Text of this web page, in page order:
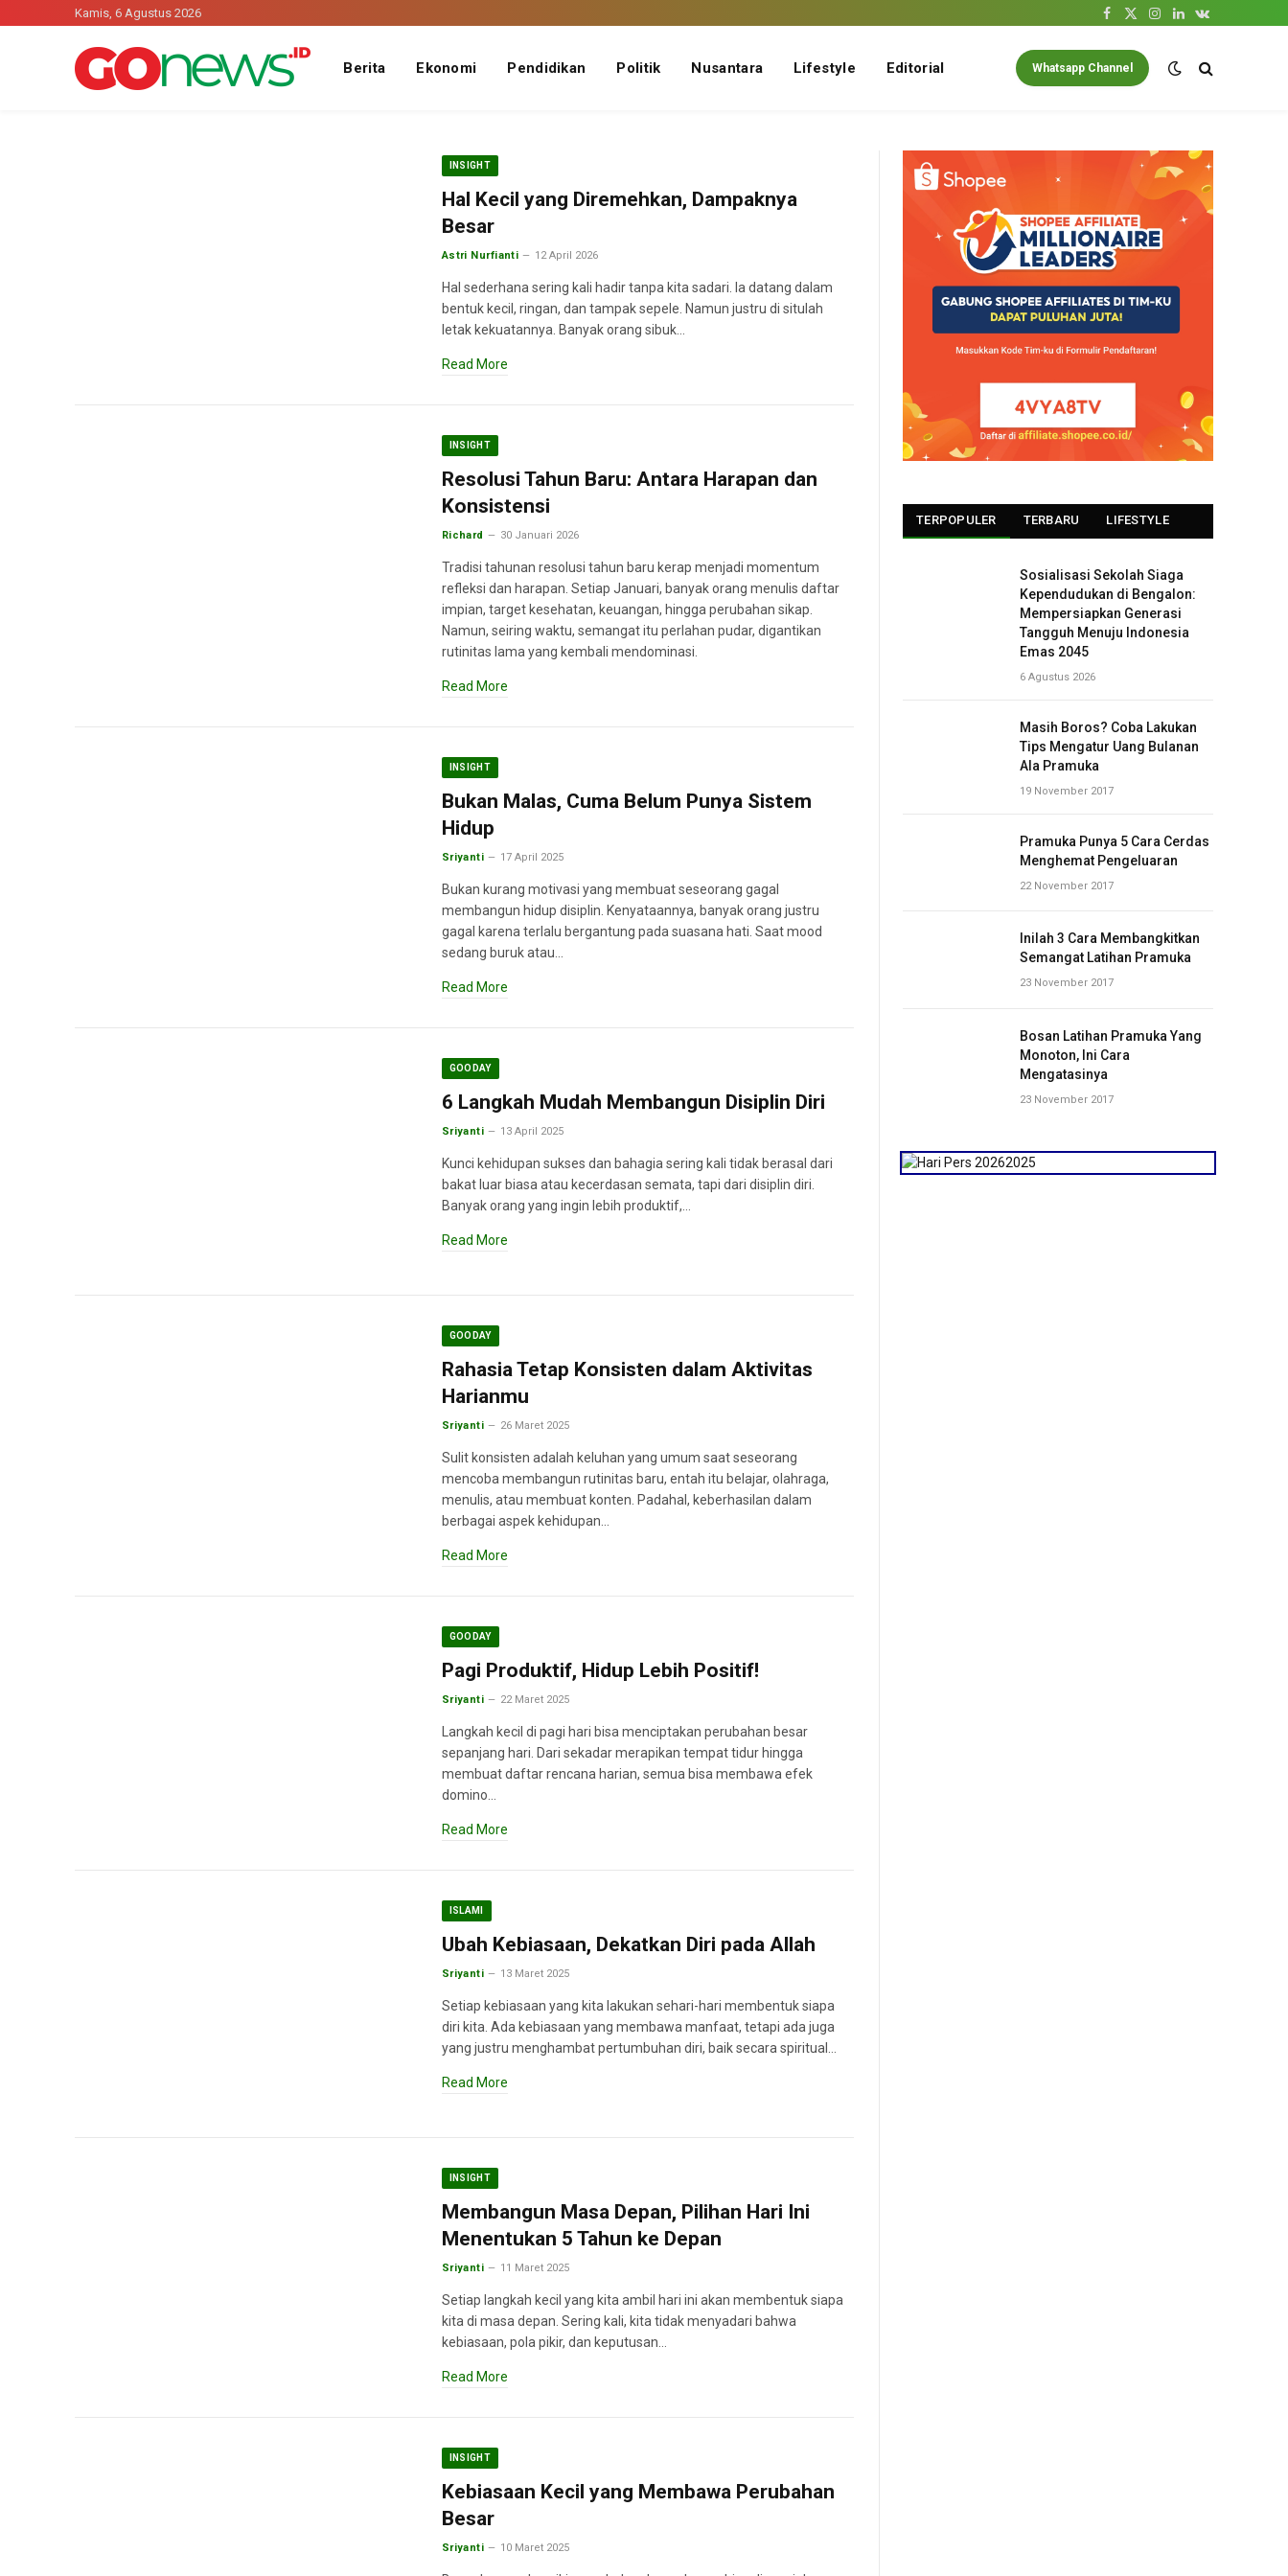
Kamis, 6 Agustus 2026
Facebook
X
Instagram
LinkedInVKontakte
Berita Ekonomi Pendidikan Politik Nusantara Lifestyle Editorial Whatsapp Channel
INSIGHT
Hal Kecil yang Diremehkan, Dampaknya
Besar
Astri Nurfianti 12 April 2026
Hal sederhana sering kali hadir tanpa kita sadari. Ia datang dalam
bentuk kecil, ringan, dan tampak sepele. Namun justru di situlah
letak kekuatannya. Banyak orang sibuk…
Read More
INSIGHT
Resolusi Tahun Baru: Antara Harapan dan
Konsistensi
Richard 30 Januari 2026
Tradisi tahunan resolusi tahun baru kerap menjadi momentum
refleksi dan harapan. Setiap Januari, banyak orang menulis daftar
impian, target kesehatan, keuangan, hingga perubahan sikap.
Namun, seiring waktu, semangat itu perlahan pudar, digantikan
rutinitas lama yang kembali mendominasi.
Read More
INSIGHT
Bukan Malas, Cuma Belum Punya Sistem
Hidup
Sriyanti 17 April 2025
Bukan kurang motivasi yang membuat seseorang gagal
membangun hidup disiplin. Kenyataannya, banyak orang justru
gagal karena terlalu bergantung pada suasana hati. Saat mood
sedang buruk atau…
Read More
GOODAY
6 Langkah Mudah Membangun Disiplin Diri
Sriyanti 13 April 2025
Kunci kehidupan sukses dan bahagia sering kali tidak berasal dari
bakat luar biasa atau kecerdasan semata, tapi dari disiplin diri.
Banyak orang yang ingin lebih produktif,…
Read More
GOODAY
Rahasia Tetap Konsisten dalam Aktivitas
Harianmu
Sriyanti 26 Maret 2025
Sulit konsisten adalah keluhan yang umum saat seseorang
mencoba membangun rutinitas baru, entah itu belajar, olahraga,
menulis, atau membuat konten. Padahal, keberhasilan dalam
berbagai aspek kehidupan…
Read More
GOODAY
Pagi Produktif, Hidup Lebih Positif!
Sriyanti 22 Maret 2025
Langkah kecil di pagi hari bisa menciptakan perubahan besar
sepanjang hari. Dari sekadar merapikan tempat tidur hingga
membuat daftar rencana harian, semua bisa membawa efek
domino…
Read More
ISLAMI
Ubah Kebiasaan, Dekatkan Diri pada Allah
Sriyanti 13 Maret 2025
Setiap kebiasaan yang kita lakukan sehari-hari membentuk siapa
diri kita. Ada kebiasaan yang membawa manfaat, tetapi ada juga
yang justru menghambat pertumbuhan diri, baik secara spiritual…
Read More
INSIGHT
Membangun Masa Depan, Pilihan Hari Ini
Menentukan 5 Tahun ke Depan
Sriyanti 11 Maret 2025
Setiap langkah kecil yang kita ambil hari ini akan membentuk siapa
kita di masa depan. Sering kali, kita tidak menyadari bahwa
kebiasaan, pola pikir, dan keputusan…
Read More
INSIGHT
Kebiasaan Kecil yang Membawa Perubahan
Besar
Sriyanti 10 Maret 2025
TERPOPULER TERBARU LIFESTYLE
Sosialisasi Sekolah Siaga
Kependudukan di Bengalon:
Mempersiapkan Generasi
Tangguh Menuju Indonesia
Emas 2045
6 Agustus 2026
Masih Boros? Coba Lakukan
Tips Mengatur Uang Bulanan
Ala Pramuka
19 November 2017
Pramuka Punya 5 Cara Cerdas
Menghemat Pengeluaran
22 November 2017
Inilah 3 Cara Membangkitkan
Semangat Latihan Pramuka
23 November 2017
Bosan Latihan Pramuka Yang
Monoton, Ini Cara
Mengatasinya
23 November 2017